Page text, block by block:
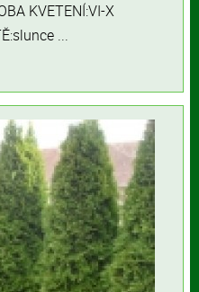
KVETENÍ:VI-X
...